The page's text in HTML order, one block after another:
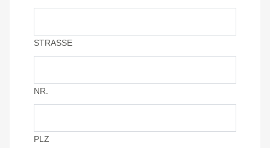
STRASSE
NR.
PLZ